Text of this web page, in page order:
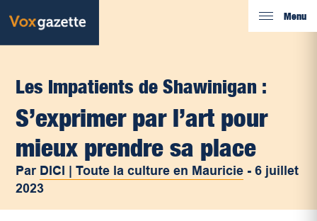
Menu
Les Impatients de Shawinigan :
S’exprimer par l’art pour
mieux prendre sa place
Par DICI | Toute la culture en Mauricie -6 juillet
2023